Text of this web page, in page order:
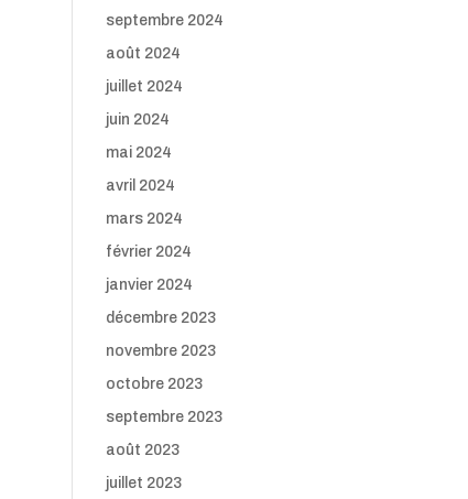
septembre 2024
août 2024
juillet 2024
juin 2024
mai 2024
avril 2024
mars 2024
février 2024
janvier 2024
décembre 2023
novembre 2023
octobre 2023
septembre 2023
août 2023
juillet 2023